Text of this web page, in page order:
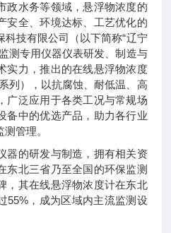
政水务等领域，悬浮物浓度的
安全、环境达标、工艺优化的
技有限公司（以下简称“辽宁
测专用仪器仪表研发、制造与
实力，推出的在线悬浮物浓度
列），以抗腐蚀、耐低温、高
广泛应用于各类工况与常规场
备中的优选产品，助力各行业
管理。
器的研发与制造，拥有相关资
东北三省乃至全国的环保监测
，其在线悬浮物浓度计在东北
55%，成为区域内主流监测设